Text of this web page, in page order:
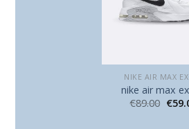
NIKE AIR MAX
nike air max
€89.00 €